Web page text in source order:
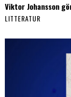
Viktor Johansson
LITTERATUR